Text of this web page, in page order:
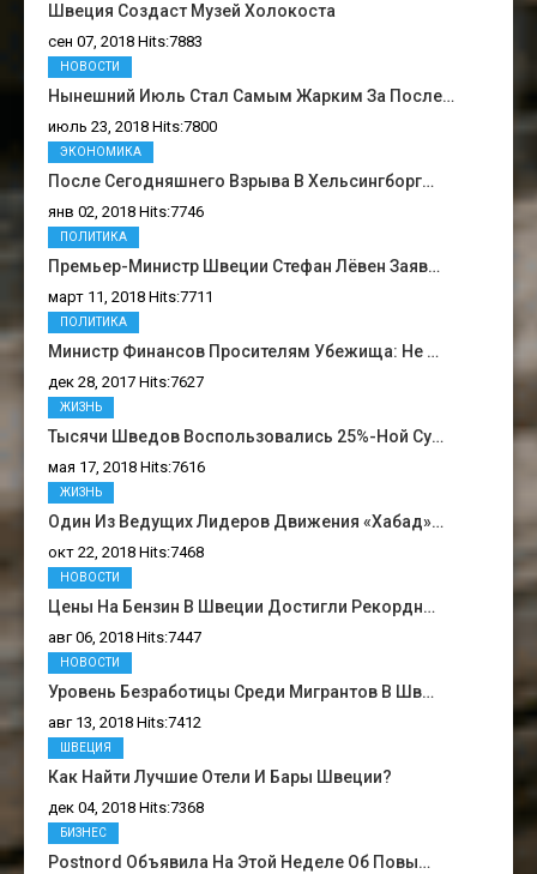
Швеция Создаст Музей Холокоста
сен 07, 2018 Hits:7883
Нынешний Июль Стал Самым Жарким За После…
июль 23, 2018 Hits:7800
НОВОСТИ
После Сегодняшнего Взрыва В Хельсингборг…
янв 02, 2018 Hits:7746
ЭКОНОМИКА
Премьер-Министр Швеции Стефан Лёвен Заяв…
март 11, 2018 Hits:7711
ПОЛИТИКА
Министр Финансов Просителям Убежища: Не …
дек 28, 2017 Hits:7627
ПОЛИТИКА
Тысячи Шведов Воспользовались 25%-Ной Су…
мая 17, 2018 Hits:7616
ЖИЗНЬ
Один Из Ведущих Лидеров Движения «Хабад»…
окт 22, 2018 Hits:7468
ЖИЗНЬ
Цены На Бензин В Швеции Достигли Рекордн…
авг 06, 2018 Hits:7447
НОВОСТИ
Уровень Безработицы Среди Мигрантов В Шв…
авг 13, 2018 Hits:7412
НОВОСТИ
Как Найти Лучшие Отели И Бары Швеции?
дек 04, 2018 Hits:7368
ШВЕЦИЯ
Postnord Объявила На Этой Неделе Об Повы…
БИЗНЕС